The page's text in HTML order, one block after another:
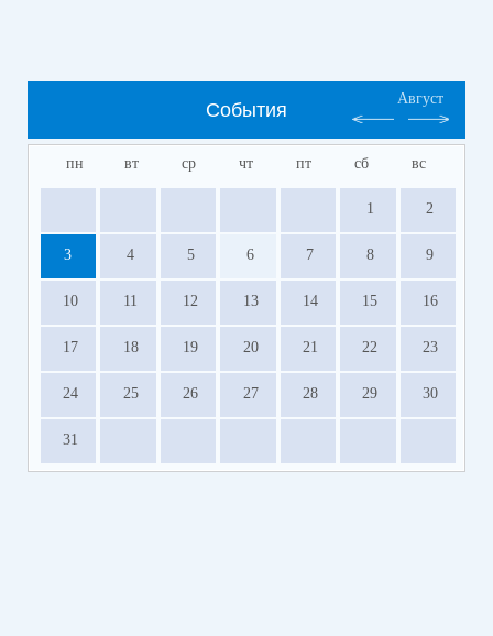
События
Август
пн вт ср чт пт сб вс
1 2
3 4 5 6 7 8 9
10 11 12 13 14 15 16
17 18 19 20 21 22 23
24 25 26 27 28 29 30
31